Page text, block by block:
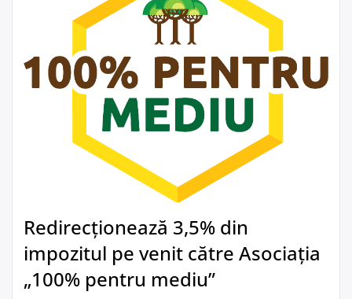
Redirecționează 3,5% din
impozitul pe venit către Asociația
„100% pentru mediu”